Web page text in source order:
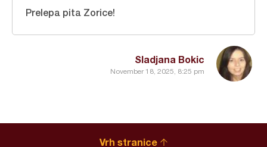
Sladjana Bokic
November 18, 2025, 8:25 pm
Prelepa pita Zorice!
Vrh stranice